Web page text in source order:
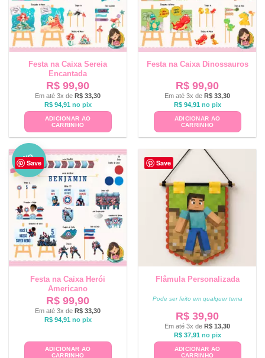
Festa na Caixa Sereia
Encantada
R$ 99,90
Em até 3x de R$ 33,30
R$94,91 no pix
ADICIONAR AO
CARRINHO
Festa na Caixa Dinossauros
R$ 99,90
Em até 3x de R$ 33,30
R$94,91 no pix
ADICIONAR AO
CARRINHO
Save
NO
VO
Festa na Caixa Herói
Americano
R$ 99,90
Em até 3x de R$ 33,30
R$94,91 no pix
ADICIONAR AO
CARRINHO
Save
Flâmula Personalizada
Pode ser feito em qualquer tema
R$ 39,90
Em até 3x de R$ 13,30
R$37,91 no pix
ADICIONAR AO
CARRINHO